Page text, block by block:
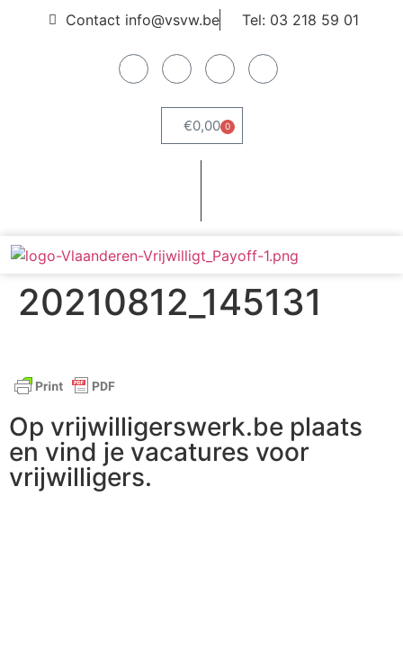
Contact info@vsvw.be Tel: 03 218 59 01
€0,00 0
20210812_145131
Op vrijwilligerswerk.be plaats
en vind je vacatures voor
vrijwilligers.